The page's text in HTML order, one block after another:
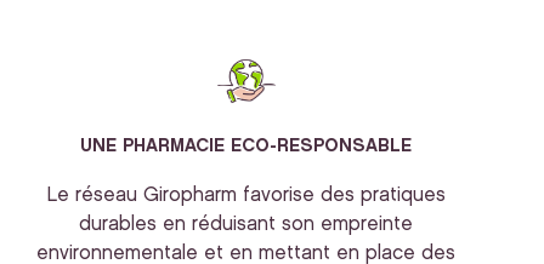
UNE PHARMACIE ECO-RESPONSABLE
Le réseau Giropharm favorise des pratiques
durables en réduisant son empreinte
environnementale et en mettant en place des